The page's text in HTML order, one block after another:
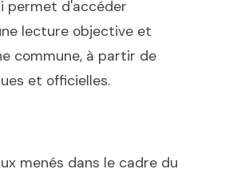
permet d'accéder
lecture objective et
commune, à partir de
et officielles.
menés dans le cadre du